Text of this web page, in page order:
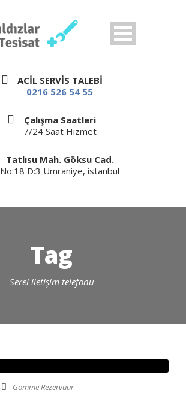
ACİL SERVİS TALEBİ
0216 526 54 55
Çalışma Saatleri
7/24 Saat Hizmet
Tatlısu Mah. Göksu Cad.
No:18 D:3 Ümraniye, istanbul
Tag
Serel iletişim telefonu
Gömme Rezervuar